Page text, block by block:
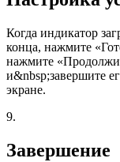
Когда индикатор
конца, нажмите
нажмите
и&nbsp;завершите
экране.
9.
Завершение